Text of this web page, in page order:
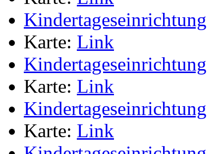
Kindertageseinrichtung
Karte: Link
Kindertageseinrichtung
Karte: Link
Kindertageseinrichtung
Karte: Link